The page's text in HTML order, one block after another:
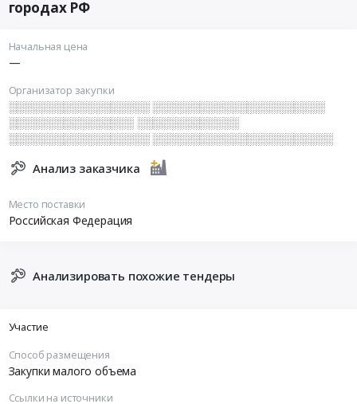
городах РФ
Начальная цена
—
Организатор закупки
░░░░░░░░░░░░░░░░░░ ░░░░░░░░░░░░░░░░░░░░░░
░░░░░░░░░░░░░░░░ ░░░░░░░░░░░░░
░░░░░░░░░░░░░░░░░░ ░░░░░░░░░░░░░░░░░░░░░░░
Анализ заказчика
Место поставки
Российская Федерация
Анализировать похожие тендеры
Участие
Способ размещения
Закупки малого объема
Ссылки на источники